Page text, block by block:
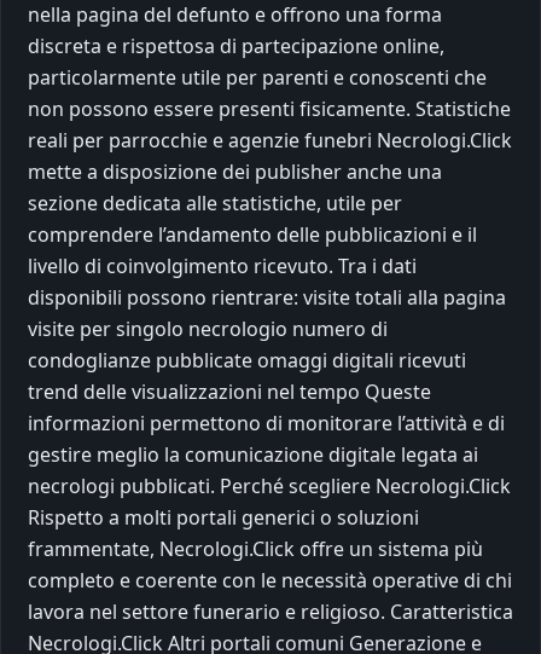
nella pagina del defunto e offrono una forma
discreta e rispettosa di partecipazione online,
particolarmente utile per parenti e conoscenti che
non possono essere presenti fisicamente. Statistiche
reali per parrocchie e agenzie funebri Necrologi.Click
mette a disposizione dei publisher anche una
sezione dedicata alle statistiche, utile per
comprendere l’andamento delle pubblicazioni e il
livello di coinvolgimento ricevuto. Tra i dati
disponibili possono rientrare: visite totali alla pagina
visite per singolo necrologio numero di
condoglianze pubblicate omaggi digitali ricevuti
trend delle visualizzazioni nel tempo Queste
informazioni permettono di monitorare l’attività e di
gestire meglio la comunicazione digitale legata ai
necrologi pubblicati. Perché scegliere Necrologi.Click
Rispetto a molti portali generici o soluzioni
frammentate, Necrologi.Click offre un sistema più
completo e coerente con le necessità operative di chi
lavora nel settore funerario e religioso. Caratteristica
Necrologi.Click Altri portali comuni Generazione e